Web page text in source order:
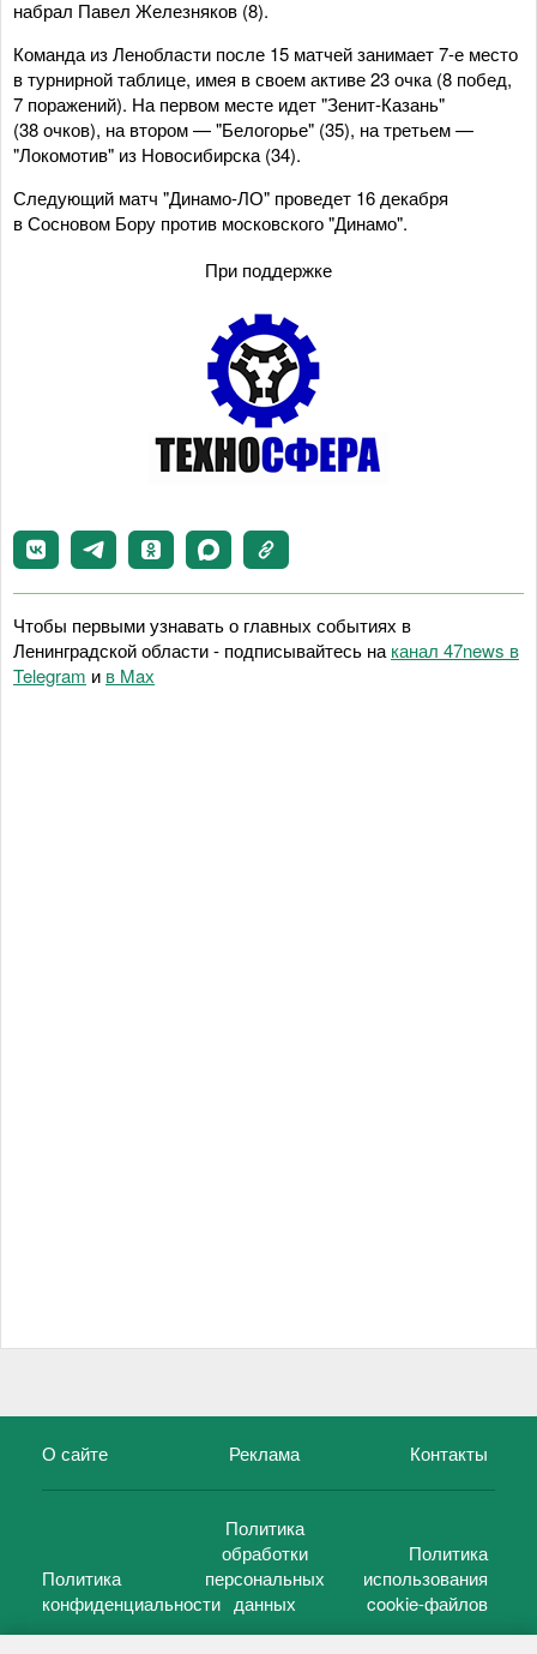
набрал Павел Железняков (8).
Команда из Ленобласти после 15 матчей занимает 7-е место
в турнирной таблице, имея в своем активе 23 очка (8 побед,
7 поражений). На первом месте идет "Зенит-Казань"
(38 очков), на втором — "Белогорье" (35), на третьем —
"Локомотив" из Новосибирска (34).
Следующий матч "Динамо-ЛО" проведет 16 декабря
в Сосновом Бору против московского "Динамо".
При поддержке
Чтобы первыми узнавать о главных событиях в
Ленинградской области - подписывайтесь на канал 47news в
Telegram и в Maх
О сайте Реклама Контакты
Политика
конфиденциальности
Политика
обработки
персональных
данных
Политика
использования
cookie-файлов